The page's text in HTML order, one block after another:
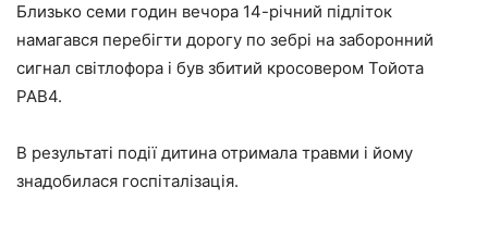
Близько семи годин вечора 14-річний підліток
намагався перебігти дорогу по зебрі на заборонний
сигнал світлофора і був збитий кросовером Тойота
РАВ4.
В результаті події дитина отримала травми і йому
знадобилася госпіталізація.